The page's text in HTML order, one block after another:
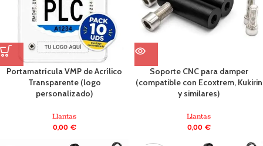
Portamatrícula VMP de Acrílico
Transparente (logo
personalizado)
Llantas
0,00 €
Soporte CNC para damper
(compatible con Ecoxtrem, Kukirin
y similares)
Llantas
0,00 €